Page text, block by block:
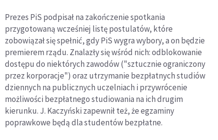
Prezes PiS podpisał na zakończenie spotkania
przygotowaną wcześniej listę postulatów, które
zobowiązał się spełnić, gdy PiS wygra wybory, a on będzie
premierem rządu. Znalazły się wśród nich: odblokowanie
dostępu do niektórych zawodów ("sztucznie ograniczony
przez korporacje") oraz utrzymanie bezpłatnych studiów
dziennych na publicznych uczelniach i przywrócenie
możliwości bezpłatnego studiowania na ich drugim
kierunku. J. Kaczyński zapewnił też, że egzaminy
poprawkowe będą dla studentów bezpłatne.